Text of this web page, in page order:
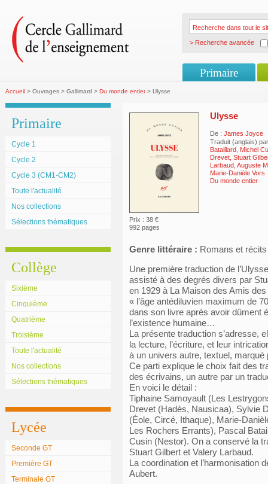
> Recherche avancée
Primaire
Accueil > Ouvrages > Gallimard > Du monde entier> Ulysse
Primaire
Cycle 1
Cycle 2
Cycle 3 (CM1-CM2)
Toute l'actualité
Nos collections
Sélections thématiques
Collège
Sixième
Cinquième
Quatrième
Troisième
Toute l'actualité
Nos collections
Sélections thématiques
Lycée
Seconde GT
Première GT
Terminale GT
Prix : 38 €
992 pages
Ulysse
De : James Joyce
Traduit (anglais)
Bataillard, Michel
Drevet, Stuart
Larbaud, Auguste
Marie-Danièle Vors
Du monde entier
Genre littéraire : Romans et récits
Une première traduction de
assisté à des degrés divers par
en 1929 à La Maison des Amis
« l’âge antédiluvien maximum de
dans son livre après avoir dûment
l’existence humaine…
La présente traduction s’adresse,
la lecture, l’écriture, et leur
à un univers autre, textuel,
Ce parti explique le choix fait des
des écrivains, un autre par un
En voici le détail :
Tiphaine Samoyault (Les
Drevet (Hadès, Nausicaa), Sylvie
(Éole, Circé, Ithaque), Marie-
Les Rochers Errants), Pascal
Cusin (Nestor). On a conservé la
Stuart Gilbert et Valery Larbaud.
La coordination et l’harmonisation
Aubert.